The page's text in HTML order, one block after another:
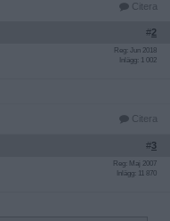
Citera
#2
Reg: Jun 2018
Inlägg: 1 002
Citera
#3
Reg: Maj 2007
Inlägg: 11 870